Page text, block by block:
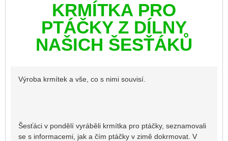
KRMÍTKA PRO
PTÁČKY Z DÍLNY
NAŠICH ŠESŤÁKŮ
Výroba krmítek a vše, co s nimi souvisí.
Šesťáci v pondělí vyráběli krmítka pro ptáčky, seznamovali
se s informacemi, jak a čím ptáčky v zimě dokrmovat. V